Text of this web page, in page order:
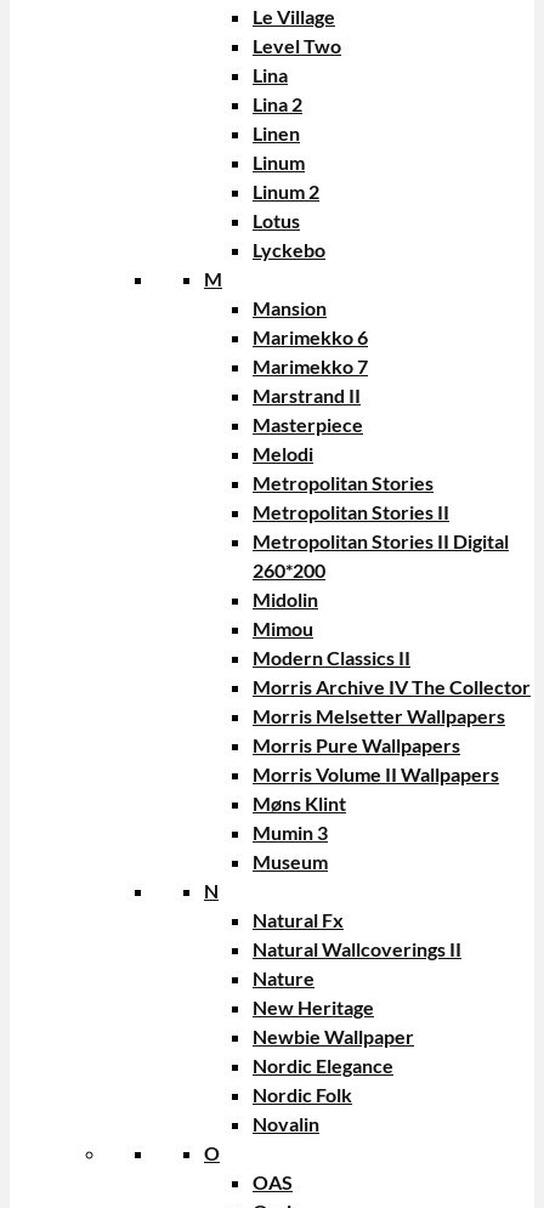
Le Village
Level Two
Lina
Lina 2
Linen
Linum
Linum 2
Lotus
Lyckebo
M
Mansion
Marimekko 6
Marimekko 7
Marstrand II
Masterpiece
Melodi
Metropolitan Stories
Metropolitan Stories II
Metropolitan Stories II Digital
260*200
Midolin
Mimou
Modern Classics II
Morris Archive IV The Collector
Morris Melsetter Wallpapers
Morris Pure Wallpapers
Morris Volume II Wallpapers
Møns Klint
Mumin 3
Museum
N
Natural Fx
Natural Wallcoverings II
Nature
New Heritage
Newbie Wallpaper
Nordic Elegance
Nordic Folk
Novalin
O
OAS